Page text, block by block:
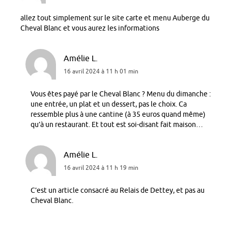
allez tout simplement sur le site carte et menu Auberge du
Cheval Blanc et vous aurez les informations
Amélie L.
16 avril 2024 à 11 h 01 min
Vous êtes payé par le Cheval Blanc ? Menu du dimanche :
une entrée, un plat et un dessert, pas le choix. Ca
ressemble plus à une cantine (à 35 euros quand même)
qu’à un restaurant. Et tout est soi-disant fait maison…
Amélie L.
16 avril 2024 à 11 h 19 min
C’est un article consacré au Relais de Dettey, et pas au
Cheval Blanc.